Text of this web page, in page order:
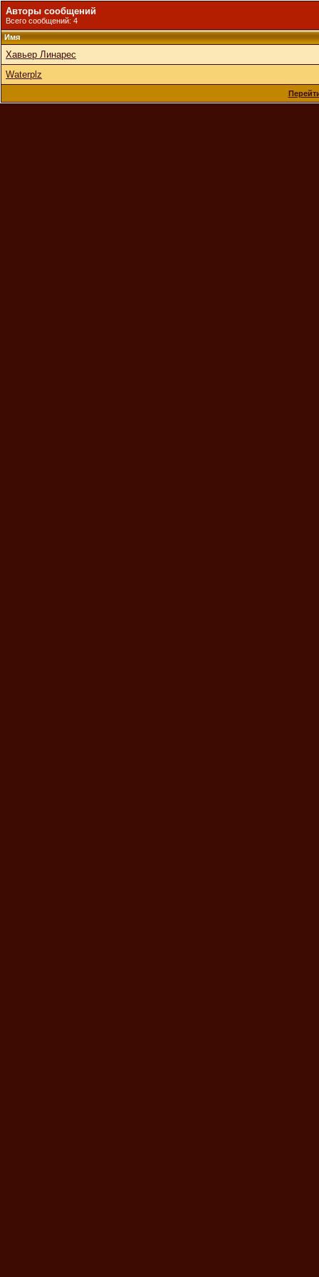
Авторы сообщений
Всего сообщений: 4
Имя
Хавьер Линарес
Waterplz